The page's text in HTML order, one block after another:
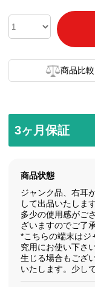
商品比較
3ヶ月保証
商品状態
ジャンク品、右耳
して出品いたしま
多少の使用感がご
ざいますのでご了
*こちらの端末はジ
究用にお使い下さ
生じる場合もござ
いたします。少し